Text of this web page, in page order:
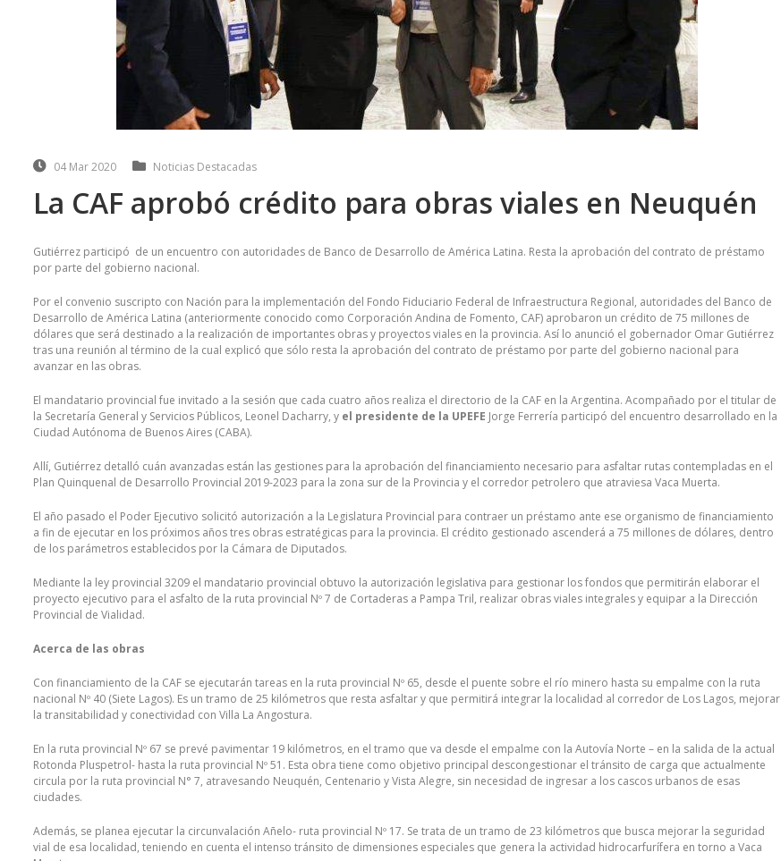
04 Mar 2020 Noticias Destacadas
La CAF aprobó crédito para obras viales en Neuquén
Gutiérrez participó de un encuentro con autoridades de Banco de Desarrollo de América Latina. Resta la aprobación del contrato de préstamo
por parte del gobierno nacional.
Por el convenio suscripto con Nación para la implementación del Fondo Fiduciario Federal de Infraestructura Regional, autoridades del Banco de
Desarrollo de América Latina (anteriormente conocido como Corporación Andina de Fomento, CAF) aprobaron un crédito de 75 millones de
dólares que será destinado a la realización de importantes obras y proyectos viales en la provincia. Así lo anunció el gobernador Omar Gutiérrez
tras una reunión al término de la cual explicó que sólo resta la aprobación del contrato de préstamo por parte del gobierno nacional para
avanzar en las obras.
El mandatario provincial fue invitado a la sesión que cada cuatro años realiza el directorio de la CAF en la Argentina. Acompañado por el titular de
la Secretaría General y Servicios Públicos, Leonel Dacharry, y el presidente de la UPEFE Jorge Ferrería participó del encuentro desarrollado en la
Ciudad Autónoma de Buenos Aires (CABA).
Allí, Gutiérrez detalló cuán avanzadas están las gestiones para la aprobación del financiamiento necesario para asfaltar rutas contempladas en el
Plan Quinquenal de Desarrollo Provincial 2019-2023 para la zona sur de la Provincia y el corredor petrolero que atraviesa Vaca Muerta.
El año pasado el Poder Ejecutivo solicitó autorización a la Legislatura Provincial para contraer un préstamo ante ese organismo de financiamiento
a fin de ejecutar en los próximos años tres obras estratégicas para la provincia. El crédito gestionado ascenderá a 75 millones de dólares, dentro
de los parámetros establecidos por la Cámara de Diputados.
Mediante la ley provincial 3209 el mandatario provincial obtuvo la autorización legislativa para gestionar los fondos que permitirán elaborar el
proyecto ejecutivo para el asfalto de la ruta provincial Nº 7 de Cortaderas a Pampa Tril, realizar obras viales integrales y equipar a la Dirección
Provincial de Vialidad.
Acerca de las obras
Con financiamiento de la CAF se ejecutarán tareas en la ruta provincial Nº 65, desde el puente sobre el río minero hasta su empalme con la ruta
nacional Nº 40 (Siete Lagos). Es un tramo de 25 kilómetros que resta asfaltar y que permitirá integrar la localidad al corredor de Los Lagos, mejorar
la transitabilidad y conectividad con Villa La Angostura.
En la ruta provincial Nº 67 se prevé pavimentar 19 kilómetros, en el tramo que va desde el empalme con la Autovía Norte – en la salida de la actual
Rotonda Pluspetrol- hasta la ruta provincial Nº 51. Esta obra tiene como objetivo principal descongestionar el tránsito de carga que actualmente
circula por la ruta provincial N° 7, atravesando Neuquén, Centenario y Vista Alegre, sin necesidad de ingresar a los cascos urbanos de esas
ciudades.
Además, se planea ejecutar la circunvalación Añelo- ruta provincial Nº 17. Se trata de un tramo de 23 kilómetros que busca mejorar la seguridad
vial de esa localidad, teniendo en cuenta el intenso tránsito de dimensiones especiales que genera la actividad hidrocarfurífera en torno a Vaca